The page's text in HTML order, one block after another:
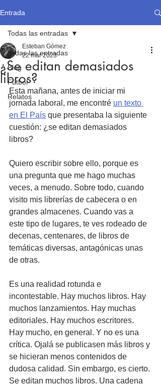
Entrada
Todas las entradas
Blog
Fútbol
Relatos
Todas las entradas
¿Se editan demasiados
libros?
Esteban Gómez
22 mar 2023
Esta mañana, antes de iniciar mi
jornada laboral, me encontré un texto
en El País que presentaba la siguiente
cuestión: ¿se editan demasiados
libros?
Quiero escribir sobre ello, porque es
una pregunta que me hago muchas
veces, a menudo. Sobre todo, cuando
visito mis librerías de cabecera o en
grandes almacenes. Cuando vas a
este tipo de lugares, te ves rodeado de
decenas, centenares, de libros de
temáticas diversas, antagónicas unas
de otras.
Es una realidad rotunda e
incontestable. Hay muchos libros. Hay
muchos lanzamientos. Hay muchas
editoriales. Hay muchos escritores.
Hay mucho, en general. Y no es una
crítica. Ojalá se publicasen más libros y
se hicieran menos contenidos de
dudosa calidad. Sin embargo, es cierto.
Se editan muchos libros. Una cadena